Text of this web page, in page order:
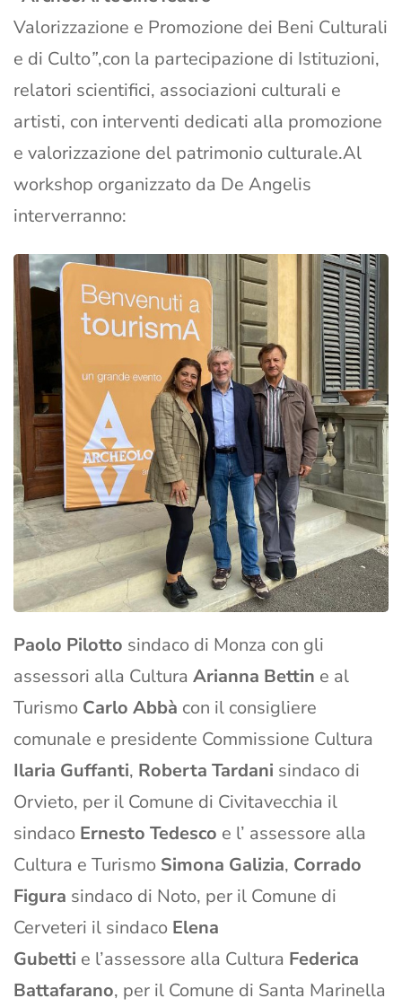
Valorizzazione e Promozione dei Beni Culturali
e di Culto”,con la partecipazione di Istituzioni,
relatori scientifici, associazioni culturali e
artisti, con interventi dedicati alla promozione
e valorizzazione del patrimonio culturale.Al
workshop organizzato da De Angelis
interverranno:
Paolo Pilotto sindaco di Monza con gli
assessori alla Cultura Arianna Bettin e al
Turismo Carlo Abbà con il consigliere
comunale e presidente Commissione Cultura
Ilaria Guffanti, Roberta Tardani sindaco di
Orvieto, per il Comune di Civitavecchia il
sindaco Ernesto Tedesco e l’ assessore alla
Cultura e Turismo Simona Galizia, Corrado
Figura sindaco di Noto, per il Comune di
Cerveteri il sindaco Elena
Gubetti e l’assessore alla Cultura Federica
Battafarano, per il Comune di Santa Marinella